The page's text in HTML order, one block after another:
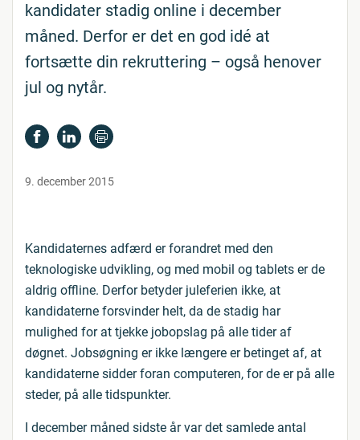
kandidater stadig online i december
måned. Derfor er det en god idé at
fortsætte din rekruttering – også henover
jul og nytår.
9. december 2015
Kandidaternes adfærd er forandret med den
teknologiske udvikling, og med mobil og tablets er de
aldrig offline. Derfor betyder juleferien ikke, at
kandidaterne forsvinder helt, da de stadig har
mulighed for at tjekke jobopslag på alle tider af
døgnet. Jobsøgning er ikke længere er betinget af, at
kandidaterne sidder foran computeren, for de er på alle
steder, på alle tidspunkter.
I december måned sidste år var det samlede antal